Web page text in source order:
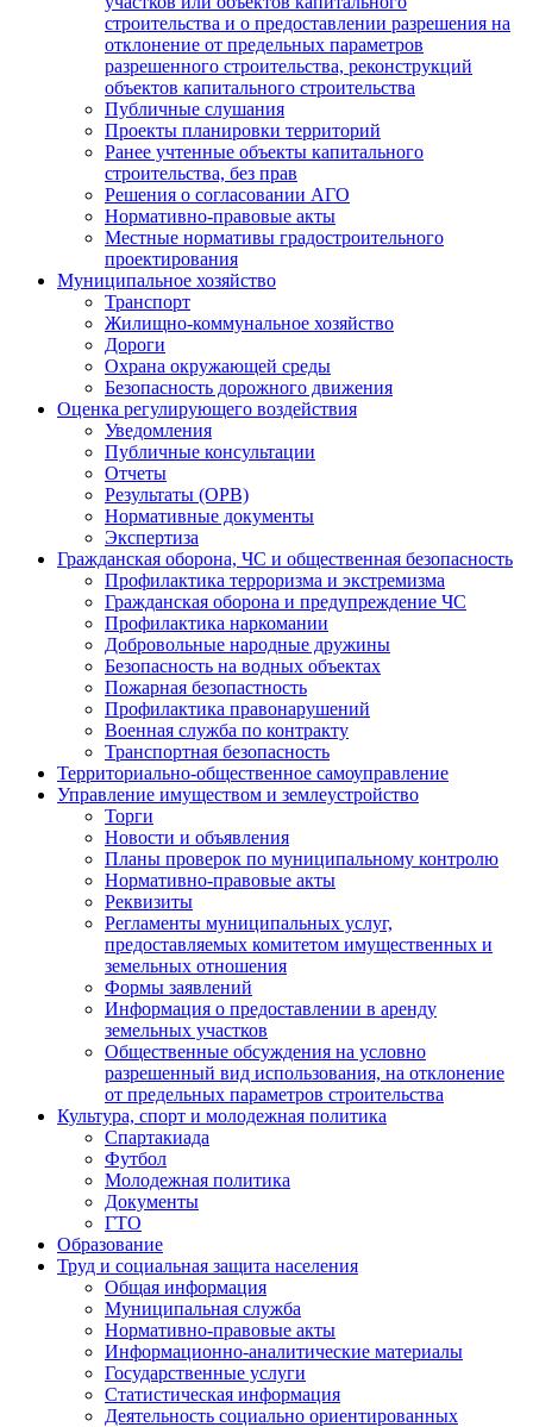
строительства и о предоставлении разрешения на
отклонение от предельных параметров
разрешенного строительства, реконструкций
объектов капитального строительства
Публичные слушания
Проекты планировки территорий
Ранее учтенные объекты капитального
строительства, без прав
Решения о согласовании АГО
Нормативно-правовые акты
Местные нормативы градостроительного
проектирования
Муниципальное хозяйство
Транспорт
Жилищно-коммунальное хозяйство
Дороги
Охрана окружающей среды
Безопасность дорожного движения
Оценка регулирующего воздействия
Уведомления
Публичные консультации
Отчеты
Результаты (ОРВ)
Нормативные документы
Экспертиза
Гражданская оборона, ЧС и общественная безопасность
Профилактика терроризма и экстремизма
Гражданская оборона и предупреждение ЧС
Профилактика наркомании
Добровольные народные дружины
Безопасность на водных объектах
Пожарная безопастность
Профилактика правонарушений
Военная служба по контракту
Транспортная безопасность
Территориально-общественное самоуправление
Управление имуществом и землеустройство
Торги
Новости и объявления
Планы проверок по муниципальному контролю
Нормативно-правовые акты
Реквизиты
Регламенты муниципальных услуг,
предоставляемых комитетом имущественных и
земельных отношения
Формы заявлений
Информация о предоставлении в аренду
земельных участков
Общественные обсуждения на условно
разрешенный вид использования, на отклонение
от предельных параметров строительства
Культура, спорт и молодежная политика
Спартакиада
Футбол
Молодежная политика
Документы
ГТО
Образование
Труд и социальная защита населения
Общая информация
Муниципальная служба
Нормативно-правовые акты
Информационно-аналитические материалы
Государственные услуги
Статистическая информация
Деятельность социально ориентированных